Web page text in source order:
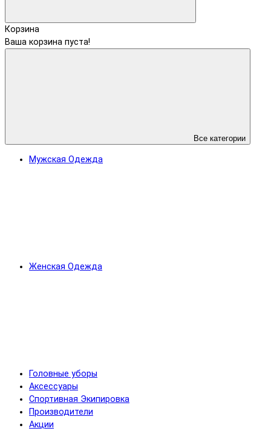
Корзина
Ваша корзина пуста!
Все категории
Мужская Одежда
Женская Одежда
Головные уборы
Аксессуары
Спортивная Экипировка
Производители
Акции